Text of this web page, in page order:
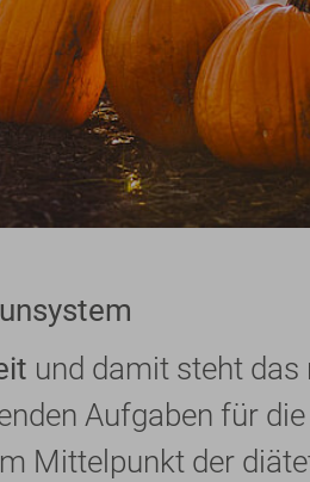
und damit steht
Aufgaben für die
Mittelpunkt der